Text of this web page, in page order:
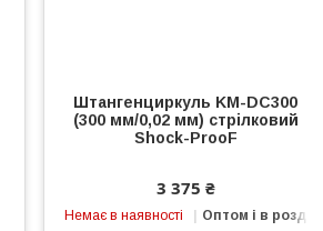
Штангенциркуль KM-DC300
(300 мм/0,02 мм) стрілковий
Shock-ProoF
3 375 ₴
Немає в наявності Оптом і в роздріб